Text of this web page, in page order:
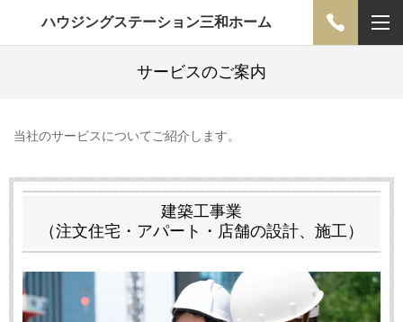
ハウジングステーション三和ホーム
サービスのご案内
当社のサービスについてご紹介します。
建築工事業
（注文住宅・アパート・店舗の設計、施工）